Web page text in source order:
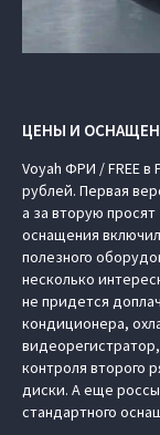
ЦЕНЫ И
Voyah ФРИ / FREE в
рублей. Первая
а за вторую просят
оснащения
полезного
несколько
не придется
кондиционера,
контроля второго
диски. А еще
стандартного